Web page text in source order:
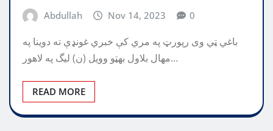
Abdullah Nov 14, 2023 0
باغي ټي وی رپورټ په مري کې خبري غونډې ته دوينا په
مهال بلاول بهټو وويل (ن) ليگ په لاهور…
READ MORE